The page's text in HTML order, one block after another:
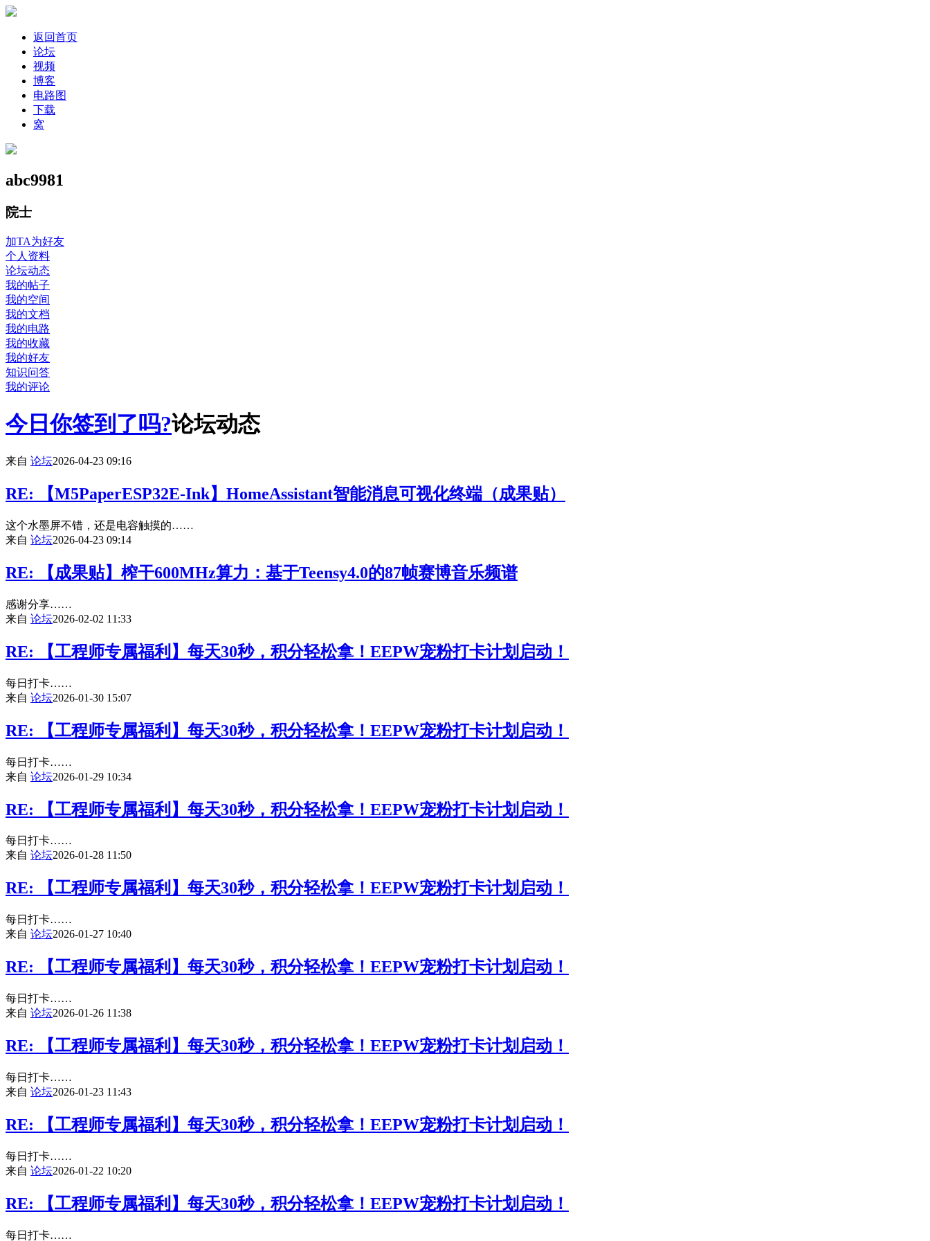
返回首页
论坛
视频
博客
电路图
下载
窝
abc9981
院士
加TA为好友
个人资料
论坛动态
我的帖子
我的空间
我的文档
我的电路
我的收藏
我的好友
知识问答
我的评论
今日你签到了吗?论坛动态
来自 论坛2026-04-23 09:16
RE: 【M5PaperESP32E-Ink】HomeAssistant智能消息可视化终端（成果贴）
这个水墨屏不错，还是电容触摸的……
来自 论坛2026-04-23 09:14
RE: 【成果贴】榨干600MHz算力：基于Teensy4.0的87帧赛博音乐频谱
感谢分享……
来自 论坛2026-02-02 11:33
RE: 【工程师专属福利】每天30秒，积分轻松拿！EEPW宠粉打卡计划启动！
每日打卡……
来自 论坛2026-01-30 15:07
RE: 【工程师专属福利】每天30秒，积分轻松拿！EEPW宠粉打卡计划启动！
每日打卡……
来自 论坛2026-01-29 10:34
RE: 【工程师专属福利】每天30秒，积分轻松拿！EEPW宠粉打卡计划启动！
每日打卡……
来自 论坛2026-01-28 11:50
RE: 【工程师专属福利】每天30秒，积分轻松拿！EEPW宠粉打卡计划启动！
每日打卡……
来自 论坛2026-01-27 10:40
RE: 【工程师专属福利】每天30秒，积分轻松拿！EEPW宠粉打卡计划启动！
每日打卡……
来自 论坛2026-01-26 11:38
RE: 【工程师专属福利】每天30秒，积分轻松拿！EEPW宠粉打卡计划启动！
每日打卡……
来自 论坛2026-01-23 11:43
RE: 【工程师专属福利】每天30秒，积分轻松拿！EEPW宠粉打卡计划启动！
每日打卡……
来自 论坛2026-01-22 10:20
RE: 【工程师专属福利】每天30秒，积分轻松拿！EEPW宠粉打卡计划启动！
每日打卡……